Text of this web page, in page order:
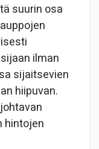
suurin osa
ilman
sijaitsevien
hiipuvan.
hintojen